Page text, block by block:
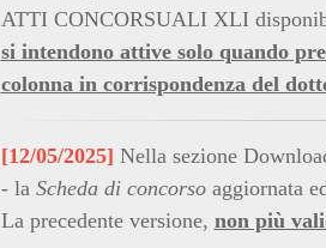
ATTI CONCORSUALI XLI
si intendono attive solo quando
colonna in corrispondenza del
[12/05/2025] Nella sezione
- la Scheda di concorsoaggiornata
La precedente versione, non più